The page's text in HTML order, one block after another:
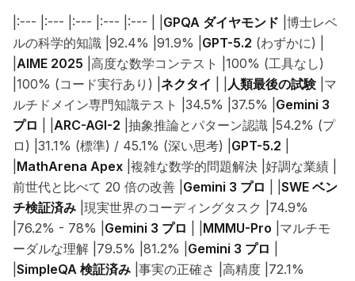
|:--- |:--- |:--- |:--- |:--- | | GPQA ダイヤモンド |博士レベ
ルの科学的知識 |92.4% |91.9% | GPT-5.2 (わずかに) |
AIME 2025 |高度な数学コンテスト |100% (工具なし)
|100% (コード実行あり) | ネクタイ 人類最後の試験 |マ
ルチドメイン専門知識テスト |34.5% |37.5% | Gemini 3
プロ
ARC-AGI-2 |抽象推論とパターン認識 |54.2% (プ
ロ) |31.1% (標準) / 45.1% (深い思考) | GPT-5.2
MathArena Apex |複雑な数学的問題解決 |好調な業績 |
前世代と比べて 20 倍の改善 | Gemini 3 プロ
SWE ベン
チ検証済み |現実世界のコーディングタスク |74.9%
|76.2% - 78% | Gemini 3 プロ MMMU-Pro |マルチモ
ーダルな理解 |79.5% |81.2% | Gemini 3 プロ
SimpleQA 検証済み |事実の正確さ |高精度 |72.1%